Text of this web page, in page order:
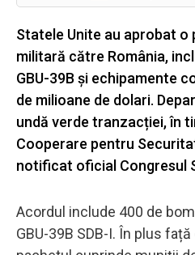
Statele Unite au aprobat o
militară către România,
GBU-39B și echipamente
de milioane de dolari.
undă verde tranzacției, în
Cooperare pentru
notificat oficial Congresul
Acordul include 400 de
GBU-39B SDB-I. În plus